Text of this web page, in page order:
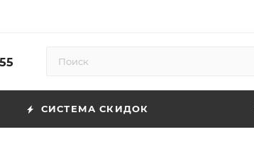
СИСТЕМА СКИДОК